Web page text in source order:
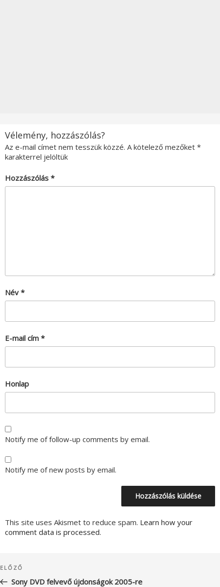
Vélemény, hozzászólás?
Az e-mail címet nem tesszük közzé. A kötelező mezőket *
karakterrel jelöltük
Hozzászólás *
Név *
E-mail cím *
Honlap
Notify me of follow-up comments by email.
Notify me of new posts by email.
This site uses Akismet to reduce spam. Learn how your
comment data is processed.
navigáció
Korábbi
bejegyzés
ELŐZŐ
Sony DVD felvevő újdonságok 2005-re